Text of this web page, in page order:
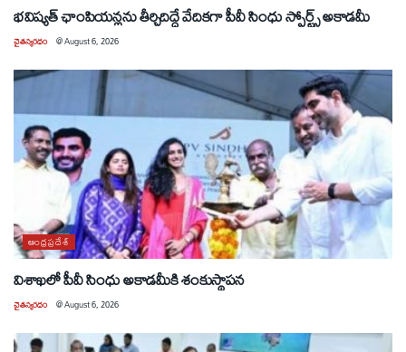
భవిష్యత్ ఛాంపియన్లను తీర్చిదిద్దే వేదికగా పీవీ సింధు స్పోర్ట్స్ అకాడమీ
చైతన్యరధం @August 6, 2026
ఆంధ్రప్రదేశ్
విశాఖలో పీవీ సింధు అకాడమీకి శంకుస్థాపన
చైతన్యరధం @August 6, 2026